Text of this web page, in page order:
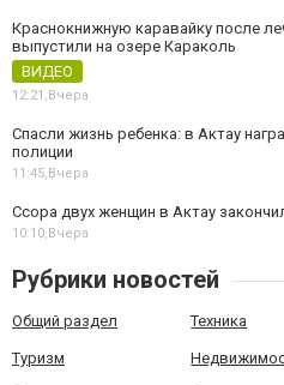
Краснокнижную каравайку после
выпустили на озере Караколь
ВИДЕО
12:21, Вчера
Спасли жизнь ребенка: в Актау
полиции
11:45, Вчера
Ссора двух женщин в Актау
10:10, Вчера
Рубрики новостей
Общий раздел Техника
Туризм